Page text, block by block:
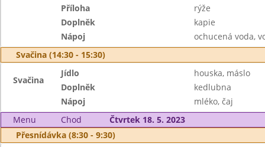
Příloha
rýže
Doplněk
kapie
Nápoj
ochucená voda,
Svačina (14:30 - 15:30)
Svačina
Jídlo
houska, máslo
Doplněk
kedlubna
Nápoj
mléko, čaj
Menu
Chod
Čtvrtek 18. 5. 2023
Přesnídávka (8:30 - 9:30)